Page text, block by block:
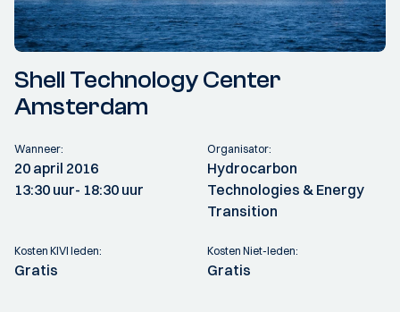
Shell Technology Center
Amsterdam
Wanneer:
20 april 2016
13:30 uur- 18:30 uur
Organisator:
Hydrocarbon
Technologies & Energy
Transition
Kosten KIVI leden:
Gratis
Kosten Niet-leden:
Gratis